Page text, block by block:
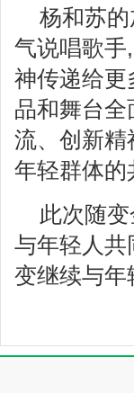
杨和苏
气说唱歌手
神传递给更
品和舞台
流、创新精
年轻群体的
此次随
与年轻人共
变继续与年